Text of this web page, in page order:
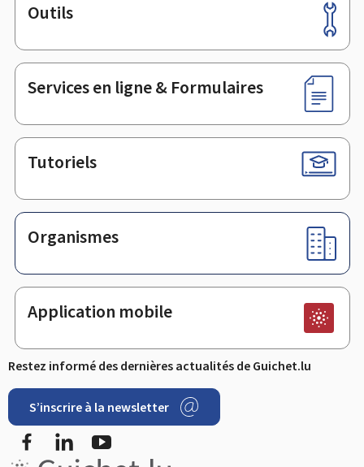
Pied
de
page
Outils
Services en ligne & Formulaires
Tutoriels
Organismes
Application mobile
Restez informé des dernières actualités de Guichet.lu
S’inscrire à la newsletter
FacebookLinkedIn